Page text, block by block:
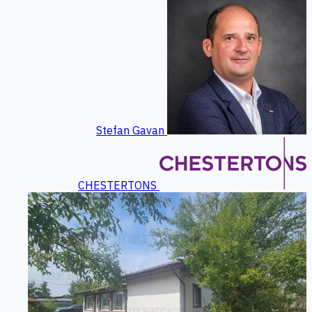
Stefan Gavan
CHESTERTONS